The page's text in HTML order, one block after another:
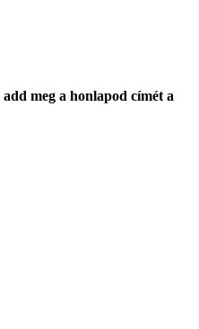
add meg a honlapod címét a